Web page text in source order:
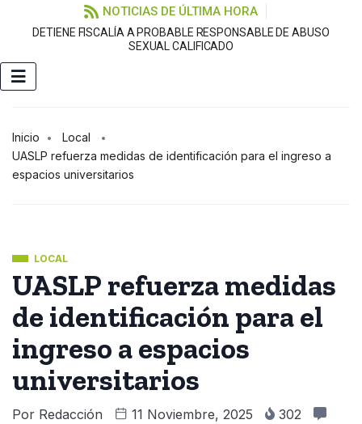
NOTICIAS DE ÚLTIMA HORA
DETIENE FISCALÍA A PROBABLE RESPONSABLE DE ABUSO
SEXUAL CALIFICADO
Inicio
Local
UASLP refuerza medidas de identificación para el ingreso a
espacios universitarios
LOCAL
UASLP refuerza medidas
de identificación para el
ingreso a espacios
universitarios
Por Redacción 11 Noviembre, 2025
302